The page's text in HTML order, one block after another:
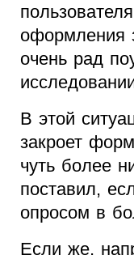
оформления
очень рад
В этой
закроет
чуть более
поставил,
опросом в
Если же,